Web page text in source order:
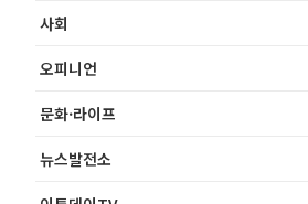
사회
오피니언
문화·라이프
뉴스발전소